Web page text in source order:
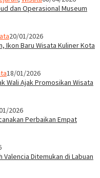
dan Operasional Museum
20/01/2026
Ikon Baru Wisata Kuliner Kota
18/01/2026
Wali Ajak Promosikan Wisata
2026
Perbaikan Empat
Ditemukan di Labuan